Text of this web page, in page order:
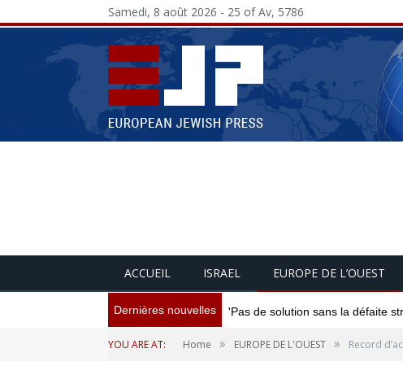
Samedi, 8 août 2026 - 25 of Av, 5786
ACCUEIL ISRAEL EUROPE DE L’OUEST
Dernières nouvelles 'Pas de solution sans la défaite
YOU ARE AT: Home » EUROPE DE L'OUEST » Record